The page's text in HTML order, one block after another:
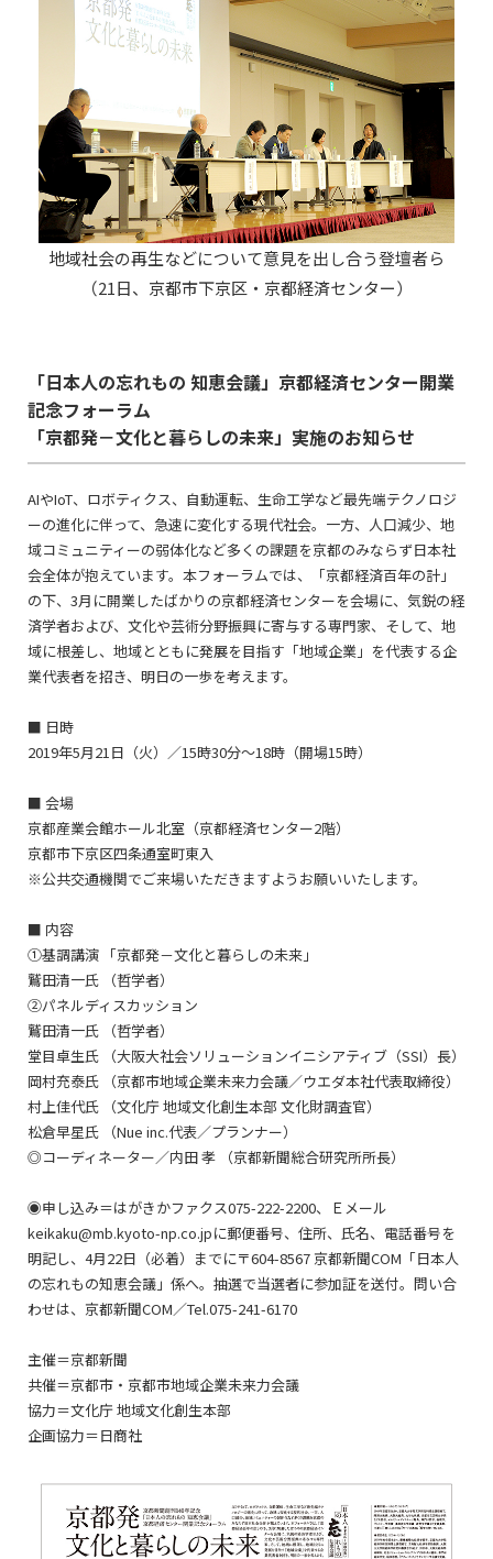
地域社会の再生などについて意見を出し合う登壇者ら
（21日、京都市下京区・京都経済センター）
「日本人の忘れもの 知恵会議」京都経済センター開業
記念フォーラム
「京都発－文化と暮らしの未来」実施のお知らせ
AIやIoT、ロボティクス、自動運転、生命工学など最先端テクノロジ
ーの進化に伴って、急速に変化する現代社会。一方、人口減少、地
域コミュニティーの弱体化など多くの課題を京都のみならず日本社
会全体が抱えています。本フォーラムでは、「京都経済百年の計」
の下、3月に開業したばかりの京都経済センターを会場に、気鋭の経
済学者および、文化や芸術分野振興に寄与する専門家、そして、地
域に根差し、地域とともに発展を目指す「地域企業」を代表する企
業代表者を招き、明日の一歩を考えます。
■ 日時
2019年5月21日（火）／15時30分～18時（開場15時）
■ 会場
京都産業会館ホール北室（京都経済センター2階）
京都市下京区四条通室町東入
※公共交通機関でご来場いただきますようお願いいたします。
■ 内容
①基調講演 「京都発－文化と暮らしの未来」
鷲田清一氏 （哲学者）
②パネルディスカッション
鷲田清一氏 （哲学者）
堂目卓生氏 （大阪大社会ソリューションイニシアティブ（SSI）長）
岡村充泰氏 （京都市地域企業未来力会議／ウエダ本社代表取締役）
村上佳代氏 （文化庁 地域文化創生本部 文化財調査官）
松倉早星氏 （Nue inc.代表／プランナー）
◎コーディネーター／内田 孝 （京都新聞総合研究所所長）
◉申し込み＝はがきかファクス075-222-2200、Ｅメール
keikaku@mb.kyoto-np.co.jpに郵便番号、住所、氏名、電話番号を
明記し、4月22日（必着）までに〒604-8567 京都新聞COM「日本人
の忘れもの知恵会議」係へ。抽選で当選者に参加証を送付。問い合
わせは、京都新聞COM／Tel.075-241-6170
主催＝京都新聞
共催＝京都市・京都市地域企業未来力会議
協力＝文化庁 地域文化創生本部
企画協力＝日商社